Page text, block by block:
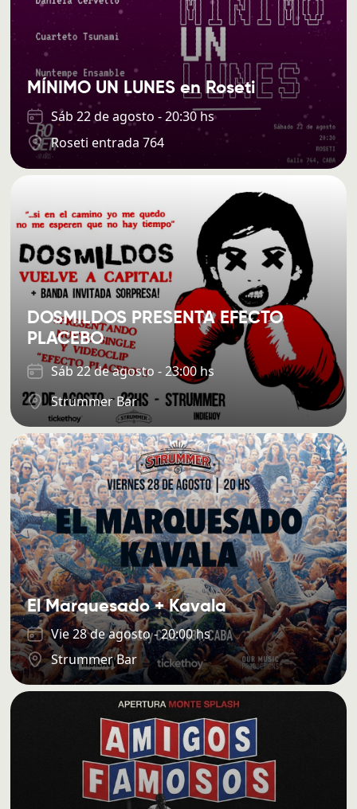
MÍNIMO UN LUNES en Roseti
Sáb 22 de agosto - 20:30 hs
Roseti entrada 764
DOSMILDOS PRESENTA EFECTO
PLACEBO
Sáb 22 de agosto - 23:00 hs
Strummer Bar
El Marquesado + Kavala
Vie 28 de agosto - 20:00 hs
Strummer Bar